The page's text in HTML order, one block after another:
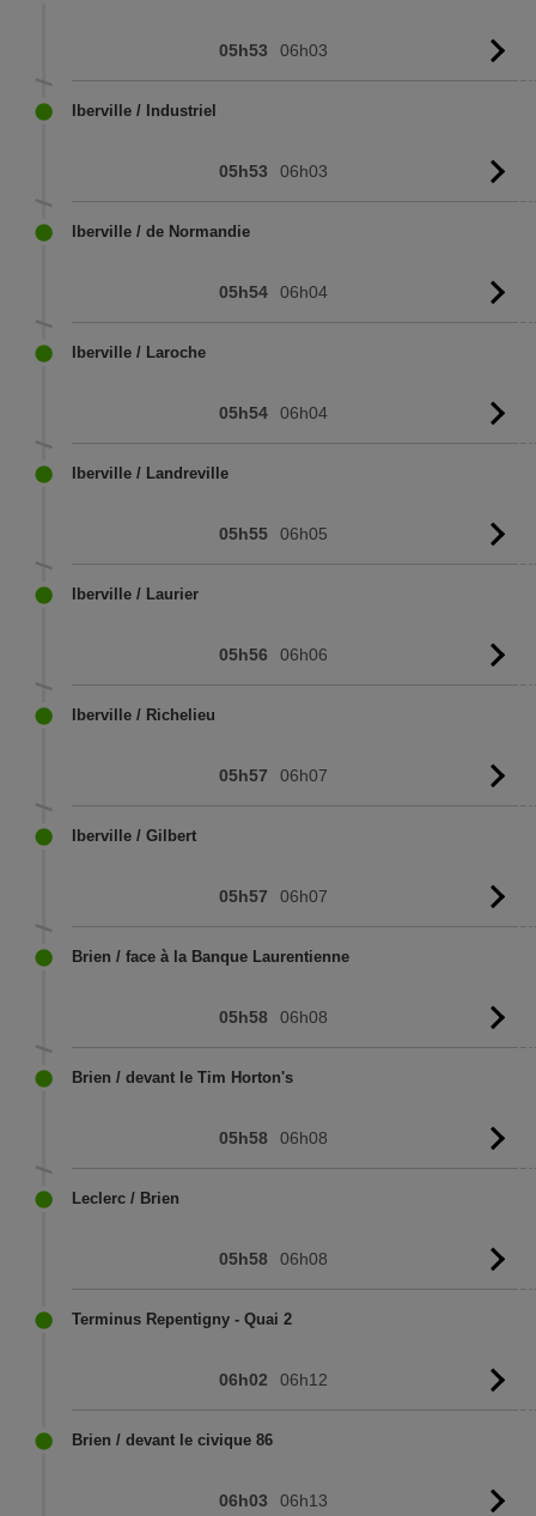
05h53 06h03
Iberville / Industriel
05h53 06h03
Iberville / de Normandie
05h54 06h04
Iberville / Laroche
05h54 06h04
Iberville / Landreville
05h55 06h05
Iberville / Laurier
05h56 06h06
Iberville / Richelieu
05h57 06h07
Iberville / Gilbert
05h57 06h07
Brien / face à la Banque Laurentienne
05h58 06h08
Brien / devant le Tim Horton's
05h58 06h08
Leclerc / Brien
05h58 06h08
Terminus Repentigny - Quai 2
06h02 06h12
Brien / devant le civique 86
06h03 06h13